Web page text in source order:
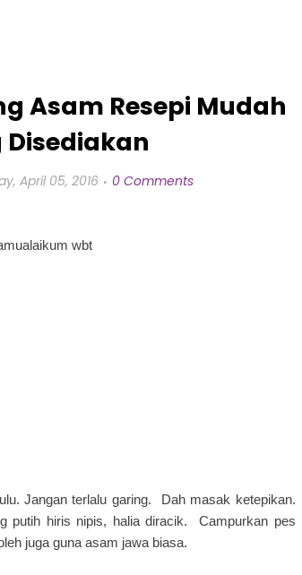
Asam Resepi Mudah
Disediakan
April 05, 2016 0 Comments
wbt
Jangan terlalu garing. Dah masak ketepikan.
putih hiris nipis, halia diracik. Campurkan pes
juga guna asam jawa biasa.